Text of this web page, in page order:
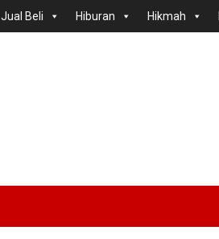
Jual Beli Hiburan Hikmah